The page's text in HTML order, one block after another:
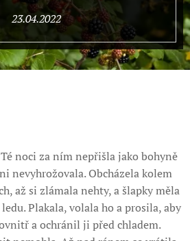
23.04.2022
noci za ním nepřišla jako bohyně
nevyhrožovala. Obcházela kolem
až si zlámala nehty, a šlapky měla
Plakala, volala ho a prosila, aby
a ochránil ji před chladem.